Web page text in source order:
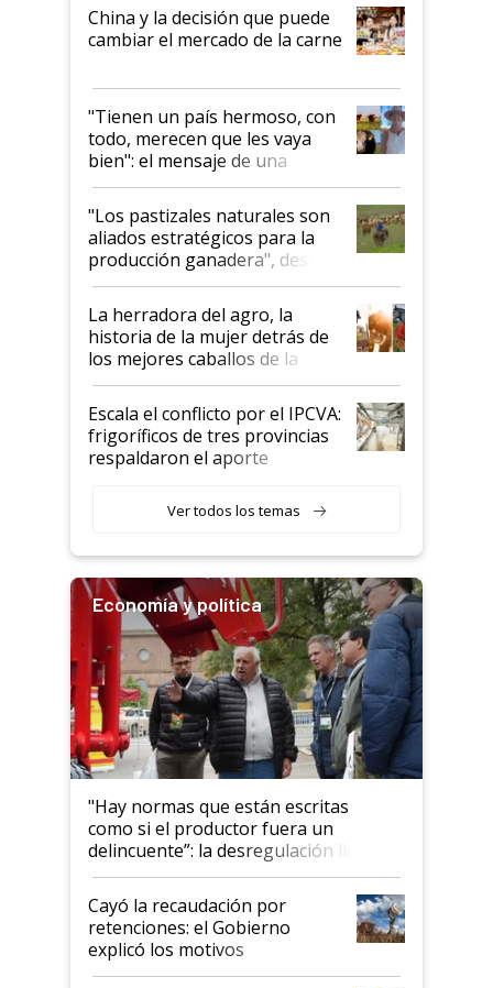
China y la decisión que puede
cambiar el mercado de la carne
"Tienen un país hermoso, con
todo, merecen que les vaya
bien": el mensaje de una
ganadera uruguaya sobre las
oportunidades que se abren
para el agro en Argentina, con
foco en la carne
"Los pastizales naturales son
aliados estratégicos para la
producción ganadera", destaca
la iniciativa que ya reúne a 46
establecimientos en Argentina
La herradora del agro, la
historia de la mujer detrás de
los mejores caballos de la
Argentina y los mitos que
todavía hacen sufrir a estos
animales: "Mientras me
descalificaban, yo seguí
haciendo currículum"
Escala el conflicto por el IPCVA:
frigoríficos de tres provincias
respaldaron el aporte
Ver todos los temas
Economía y política
"Hay normas que están escritas
como si el productor fuera un
delincuente”: la desregulación llegó
al Congreso Aapresid y hasta se
habló del financiamiento al IPCVA
Cayó la recaudación por
retenciones: el Gobierno
explicó los motivos